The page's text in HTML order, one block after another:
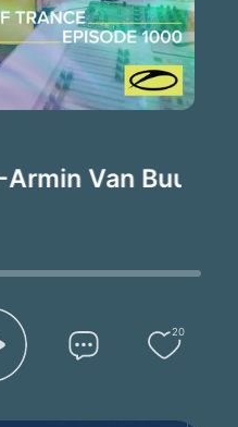
Van Buuren
20